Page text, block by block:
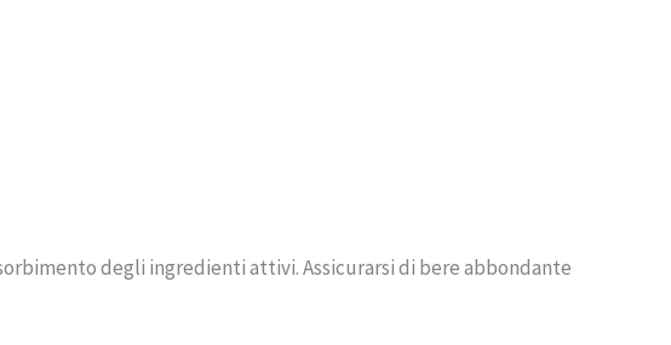
degli ingredienti attivi. Assicurarsi di bere abbondante